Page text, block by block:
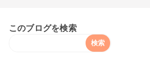
このブログを検索